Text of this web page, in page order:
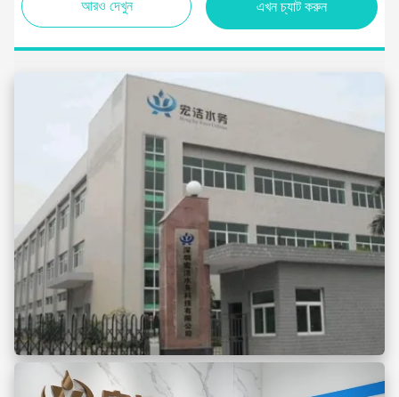
আরও দেখুন এখন চ্যাট করুন